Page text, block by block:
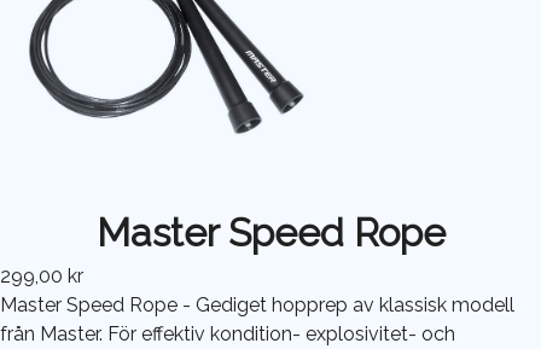
Master Speed Rope
299,00 kr
Master Speed Rope - Gediget hopprep av klassisk modell
från Master. För effektiv kondition- explosivitet- och